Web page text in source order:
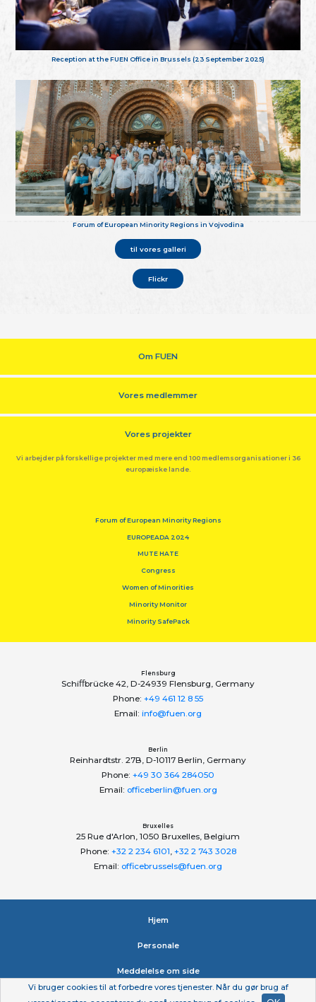
Reception at the FUEN Office in Brussels (23 September 2025)
Forum of European Minority Regions in Vojvodina
til vores galleri
Flickr
Om FUEN
Vores medlemmer
Vores projekter
Vi arbejder på forskellige projekter med mere end 100 medlemsorganisationer i 36
europæiske lande.
Forum of European Minority Regions
EUROPEADA 2024
MUTE HATE
Congress
Women of Minorities
Minority Monitor
Minority SafePack
Flensburg
Schiﬀbrücke 42, D-24939 Flensburg, Germany
Phone: +49 461 12 8 55
Email: info@fuen.org
Berlin
Reinhardtstr. 27B, D-10117 Berlin, Germany
Phone: +49 30 364 284050
Email: officeberlin@fuen.org
Bruxelles
25 Rue d'Arlon, 1050 Bruxelles, Belgium
Phone: +32 2 234 6101 +32 2 743 3028
Email: officebrussels@fuen.org
Hjem
Personale
Meddelelse om side
Vi bruger cookies til at forbedre vores tjenester. Når du gør brug af